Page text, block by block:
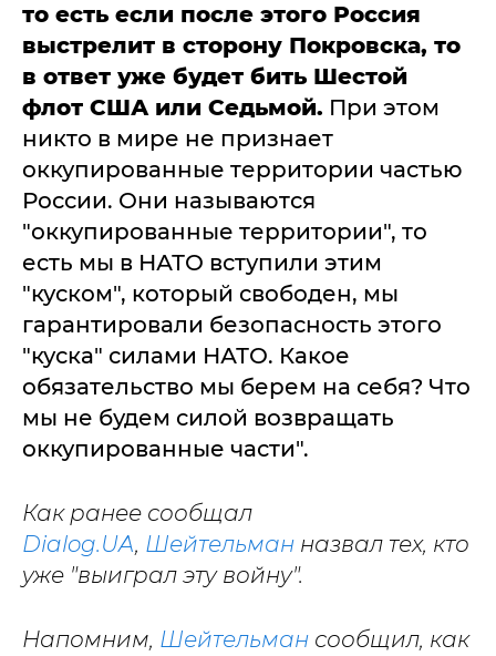
то есть если после этого Россия
выстрелит в сторону Покровска, то
в ответ уже будет бить Шестой
флот США или Седьмой. При этом
никто в мире не признает
оккупированные территории частью
России. Они называются
"оккупированные территории", то
есть мы в НАТО вступили этим
"куском", который свободен, мы
гарантировали безопасность этого
"куска" силами НАТО. Какое
обязательство мы берем на себя? Что
мы не будем силой возвращать
оккупированные части".
Как ранее сообщал
Dialog.UA, Шейтельман назвал тех, кто
уже "выиграл эту войну".
Напомним, Шейтельман сообщил, как